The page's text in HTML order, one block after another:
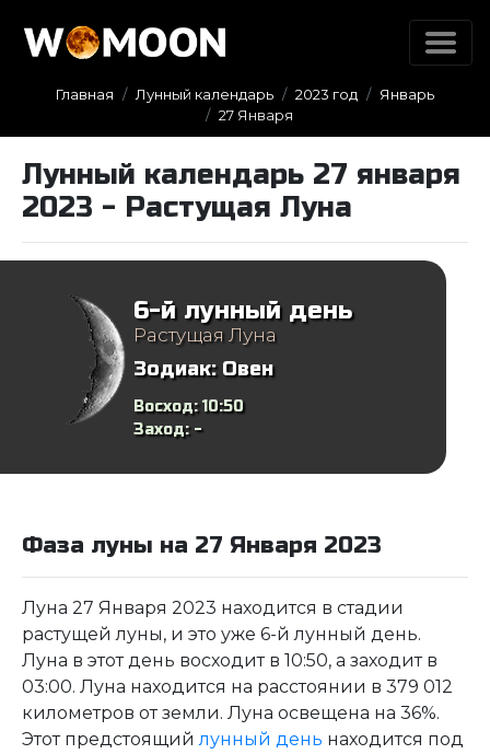
Главная Лунный календарь 2023 год
Январь
27 Января
Лунный календарь 27 января
2023 - Растущая Луна
6-й лунный день
Растущая Луна
Зодиак: Овен
Восход:10:50
Заход: -
Фаза луны на 27 Января 2023
Луна 27 Января 2023 находится в стадии
растущей луны, и это уже 6-й лунный день.
Луна в этот день восходит в 10:50, а заходит в
03:00. Луна находится на расстоянии в 379 012
километров от земли. Луна освещена на 36%.
Этот предстоящийлунный день находится под